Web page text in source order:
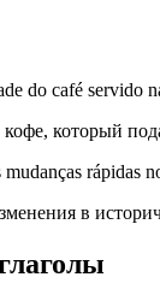
do café servido
который
rápidas
в